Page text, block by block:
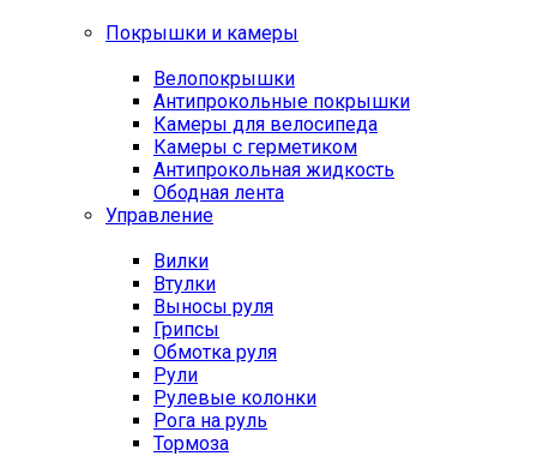
Покрышки и камеры
Велопокрышки
Антипрокольные покрышки
Камеры для велосипеда
Камеры с герметиком
Антипрокольная жидкость
Ободная лента
Управление
Вилки
Втулки
Выносы руля
Грипсы
Обмотка руля
Рули
Рулевые колонки
Рога на руль
Тормоза